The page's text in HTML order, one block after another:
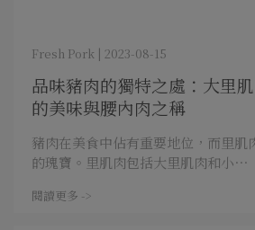
品味豬肉的獨特之處：大里
的美味與腰內肉之稱
Fresh Pork | 2023-08-15
豬肉在美食中佔有重要地位，而里肌
的瑰寶。里肌肉包括大里肌肉和小⋯
閱讀更多 ->